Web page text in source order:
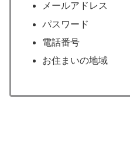
メールアドレス
パスワード
電話番号
お住まいの地域